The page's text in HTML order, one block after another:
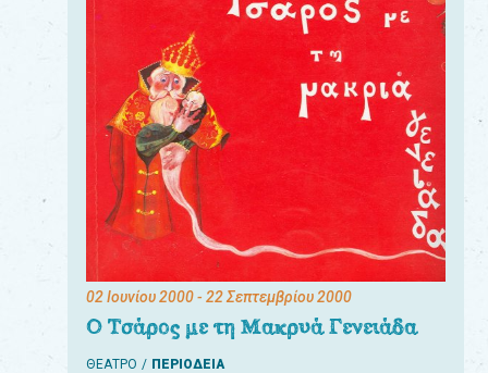
02 Ιουνίου 2000- 22 Σεπτεμβρίου 2000
Ο Τσάρος με τη Μακρυά Γενειάδα
ΘΕΑΤΡΟ ΠΕΡΙΟΔΕΙΑ